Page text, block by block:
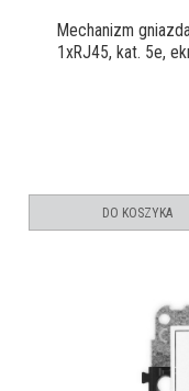
Mechanizm
1xRJ45, kat. 5e,
DO KOSZYKA